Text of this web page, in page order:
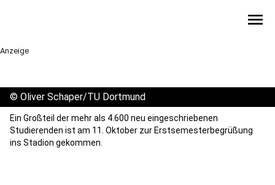
menu
Anzeige
© Oliver Schaper/TU Dortmund
Ein Großteil der mehr als 4.600 neu eingeschriebenen
Studierenden ist am 11. Oktober zur Erstsemesterbegrüßung
ins Stadion gekommen.